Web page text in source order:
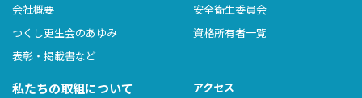
会社概要
つくし更生会のあゆみ
表彰・掲載書など
安全衛生委員会
資格所有者一覧
私たちの取組について
アクセス